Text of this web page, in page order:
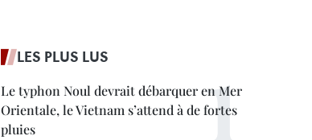
LES PLUS LUS
Le typhon Noul devrait débarquer en Mer
Orientale, le Vietnam s’attend à de fortes
pluies